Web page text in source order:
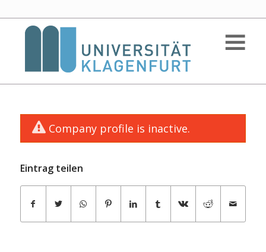
Company profile is inactive.
Eintrag teilen